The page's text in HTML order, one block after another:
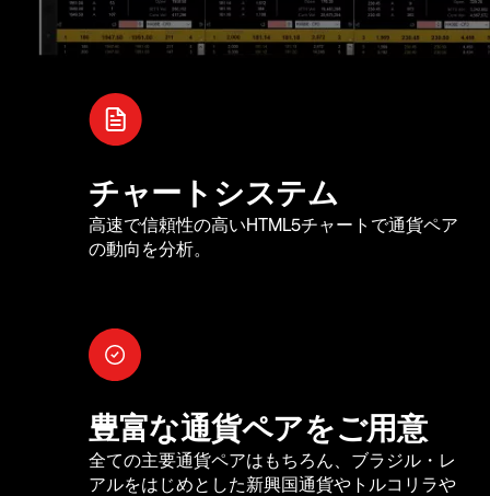
チャートシステム
高速で信頼性の高いHTML5チャートで通貨ペア
の動向を分析。
豊富な通貨ペアをご用意
全ての主要通貨ペアはもちろん、ブラジル・レ
アルをはじめとした新興国通貨やトルコリラや